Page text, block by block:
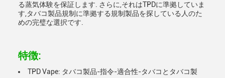
る蒸気体験を保証します. さらに,それはTPDに準拠していま
す,タバコ製品規制に準拠する規制製品を探している人のた
めの完璧な選択です.
特徴:
TPD Vape: タバコ製品-指令-適合性-タバコとタバコ製